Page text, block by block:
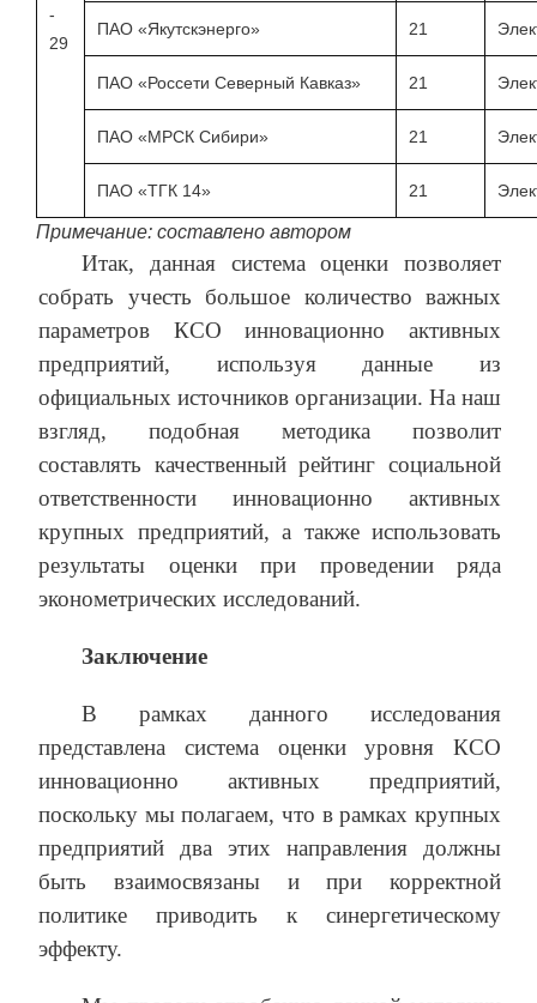
-
29
ПАО «Якутскэнерго» 21
ПАО «Россети Северный Кавказ» 21
ПАО «МРСК Сибири» 21
ПАО «ТГК 14» 21
Примечание: составлено автором
Итак, данная система оценки позволяет
собрать учесть большое количество важных
параметров КСО инновационно активных
предприятий, используя данные из
официальных источников организации. На наш
взгляд, подобная методика позволит
составлять качественный рейтинг социальной
ответственности инновационно активных
крупных предприятий, а также использовать
результаты оценки при проведении ряда
эконометрических исследований.
Заключение
В рамках данного исследования
представлена система оценки уровня КСО
инновационно активных предприятий,
поскольку мы полагаем, что в рамках крупных
предприятий два этих направления должны
быть взаимосвязаны и при корректной
политике приводить к синергетическому
эффекту.